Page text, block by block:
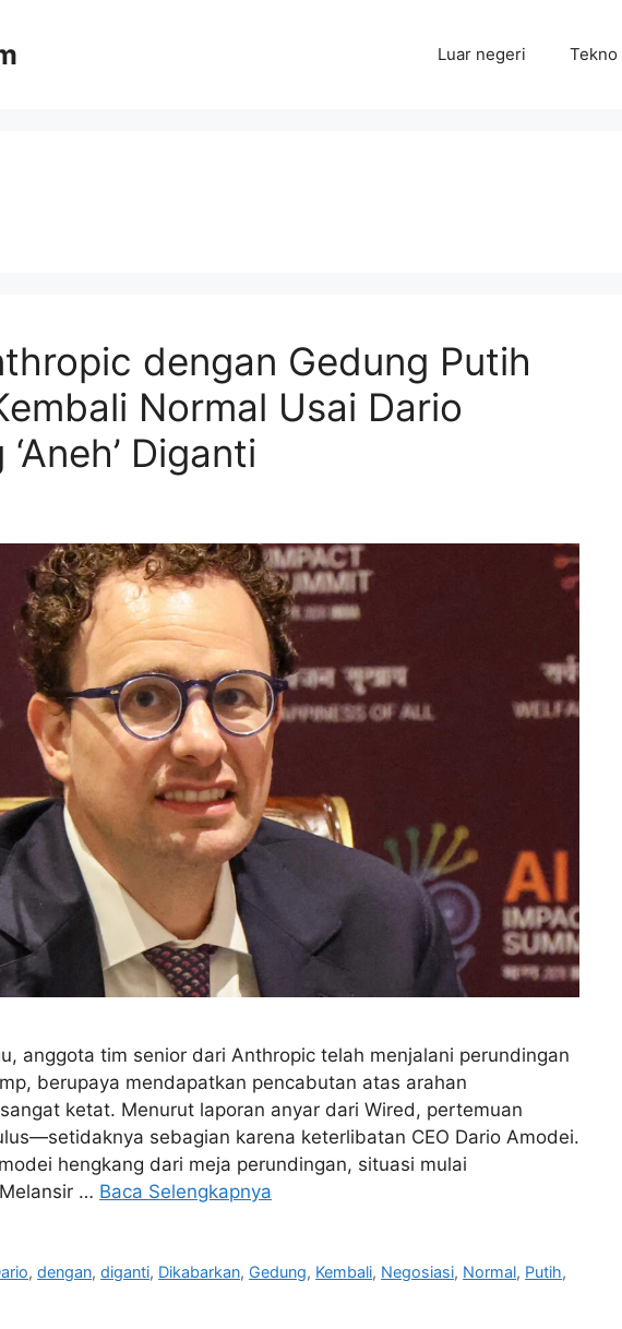
Luar negeri Tekno
dengan Gedung Putih
Normal Usai Dario
Diganti
anggota tim senior dari Anthropic telah menjalani perundingan
berupaya mendapatkan pencabutan atas arahan
ketat. Menurut laporan anyar dari Wired, pertemuan
sebagian karena keterlibatan CEO Dario Amodei.
hengkang dari meja perundingan, situasi mulai
… Baca Selengkapnya
,dengan,diganti, Dikabarkan, Gedung, Kembali, Negosiasi, Normal, Putih,